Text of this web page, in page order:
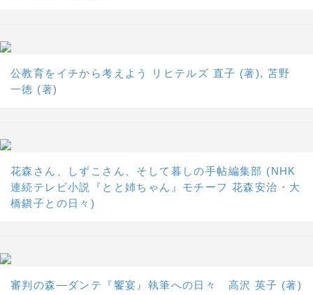
公教育をイチから考えよう リヒテルズ 直子 (著), 苫野
一徳 (著)
花森さん、しずこさん、そして暮しの手帖編集部 (NHK
連続テレビ小説『とと姉ちゃん』モチーフ 花森安治・大
橋鎭子との日々)
審判の森―ダンテ『饗宴』執筆への日々 高沢 英子 (著)